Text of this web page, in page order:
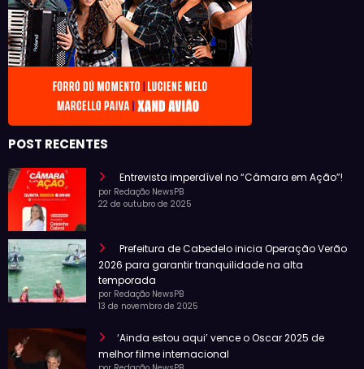
POST RECENTES
Entrevista imperdível no “Câmara em Ação”!
por Redação NewsPB
22 de outubro de 2025
Prefeitura de Cabedelo inicia Operação Verão
2026 para garantir tranquilidade na alta
temporada
por Redação NewsPB
13 de novembro de 2025
‘Ainda estou aqui’ vence o Oscar 2025 de
melhor filme internacional